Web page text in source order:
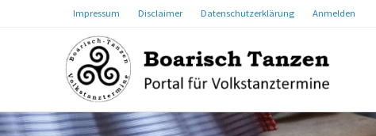
Impressum Disclaimer Datenschutzerklärung Anmelden